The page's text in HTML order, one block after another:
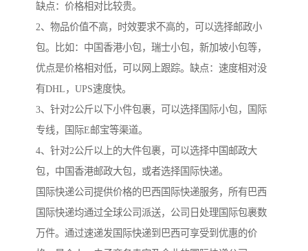
缺点：价格相对比较贵。
2、物品价值不高，时效要求不高的，可以选择邮政小
包。比如：中国香港小包，瑞士小包，新加坡小包等，
优点是价格相对低，可以网上跟踪。缺点：速度相对没
有DHL，UPS速度快。
3、针对2公斤以下小件包裹，可以选择国际小包，国际
专线，国际E邮宝等渠道。
4、针对2公斤以上的大件包裹，可以选择中国邮政大
包，中国香港邮政大包，或者选择国际快递。
国际快递公司提供价格的巴西国际快递服务，所有巴西
国际快递均通过全球公司派送，公司日处理国际包裹数
万件。通过速递发国际快递到巴西可享受到优惠的价